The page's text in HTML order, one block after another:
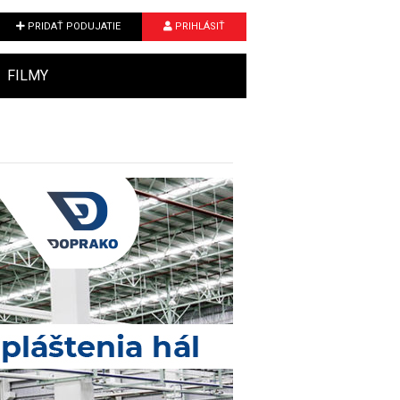
PRIDAŤ PODUJATIE PRIHLÁSIŤ
FILMY
Next